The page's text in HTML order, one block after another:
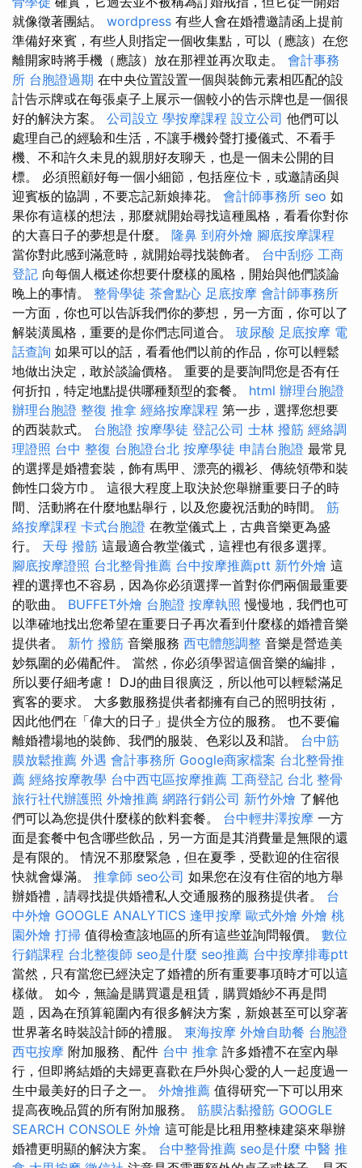
就像徵著團結。 wordpress 有些人會在婚禮邀請函上提前
準備好來賓，有些人則指定一個收集點，可以（應該）在您
離開家時將手機（應該）放在那裡並再次取走。 會計事務
所 台胞證過期 在中央位置設置一個與裝飾元素相匹配的設
計告示牌或在每張桌子上展示一個較小的告示牌也是一個很
好的解決方案。 公司設立 學按摩課程 設立公司 他們可以
處理自己的經驗和生活，不讓手機鈴聲打擾儀式、不看手
機、不和許久未見的親朋好友聊天，也是一個未公開的目
標。 必須照顧好每一個小細節，包括座位卡，或邀請函與
迎賓板的協調，不要忘記新娘捧花。 會計師事務所 seo 如
果你有這樣的想法，那麼就開始尋找這種風格，看看你對你
的大喜日子的夢想是什麼。 隆鼻 到府外燴 腳底按摩課程
當你對此感到滿意時，就開始尋找裝飾者。 台中刮痧 工商
登記 向每個人概述你想要什麼樣的風格，開始與他們談論
晚上的事情。 整骨學徒 茶會點心 足底按摩 會計師事務所
一方面，你也可以告訴我們你的夢想，另一方面，你可以了
解裝潢風格，重要的是你們志同道合。 玻尿酸 足底按摩 電
話查詢 如果可以的話，看看他們以前的作品，你可以輕鬆
地做出決定，敢於談論價格。 重要的是要詢問您是否有任
何折扣，特定地點提供哪種類型的套餐。 html 辦理台胞證
辦理台胞證 整復 推拿 經絡按摩課程 第一步，選擇您想要
的西裝款式。 台胞證 按摩學徒 登記公司 士林 撥筋 經絡調
理證照 台中 整復 台胞證台北 按摩學徒 申請台胞證 最常見
的選擇是婚禮套裝，飾有馬甲、漂亮的襯衫、傳統領帶和裝
飾性口袋方巾。 這很大程度上取決於您舉辦重要日子的時
間、活動將在什麼地點舉行，以及您慶祝活動的時間。 筋
絡按摩課程 卡式台胞證 在教堂儀式上，古典音樂更為盛
行。 天母 撥筋 這最適合教堂儀式，這裡也有很多選擇。
腳底按摩證照 台北整骨推薦 台中按摩推薦ptt 新竹外燴 這
裡的選擇也不容易，因為你必須選擇一首對你們兩個最重要
的歌曲。 BUFFET外燴 台胞證 按摩執照 慢慢地，我們也可
以準確地找出您希望在重要日子再次看到什麼樣的婚禮音樂
提供者。 新竹 撥筋 音樂服務 西屯體態調整 音樂是營造美
妙氛圍的必備配件。 當然，你必須學習這個音樂的編排，
所以要仔細考慮！ DJ的曲目很廣泛，所以他可以輕鬆滿足
賓客的要求。 大多數服務提供者都擁有自己的照明技術，
因此他們在「偉大的日子」提供全方位的服務。 也不要偏
離婚禮場地的裝飾、我們的服裝、色彩以及和諧。 台中筋
膜放鬆推薦 外遇 會計事務所 Google商家檔案 台北整骨推
薦 經絡按摩教學 台中西屯區按摩推薦 工商登記 台北 整骨
旅行社代辦護照 外燴推薦 網路行銷公司 新竹外燴 了解他
們可以為您提供什麼樣的飲料套餐。 台中輕井澤按摩 一方
面是套餐中包含哪些飲品，另一方面是其消費量是無限的還
是有限的。 情況不那麼緊急，但在夏季，受歡迎的住宿很
快就會爆滿。 推拿師 seo公司 如果您在沒有住宿的地方舉
辦婚禮，請尋找提供婚禮私人交通服務的服務提供者。 台
中外燴 GOOGLE ANALYTICS 逢甲按摩 歐式外燴 外燴 桃
園外燴 打掃 值得檢查該地區的所有這些並詢問報價。 數位
行銷課程 台北整復師 seo是什麼 seo推薦 台中按摩排毒ptt
當然，只有當您已經決定了婚禮的所有重要事項時才可以這
樣做。 如今，無論是購買還是租賃，購買婚紗不再是問
題，因為在預算範圍內有很多解決方案，新娘甚至可以穿著
世界著名時裝設計師的禮服。 東海按摩 外燴自助餐 台胞證
西屯按摩 附加服務、配件 台中 推拿 許多婚禮不在室內舉
行，但即將結婚的夫婦更喜歡在戶外與心愛的人一起度過一
生中最美好的日子之一。 外燴推薦 值得研究一下可以用來
提高夜晚品質的所有附加服務。 筋膜沾黏撥筋 GOOGLE
SEARCH CONSOLE 外燴 這可能是比租用整棟建築來舉辦
婚禮更明顯的解決方案。 台中整骨推薦 seo是什麼 中醫 推